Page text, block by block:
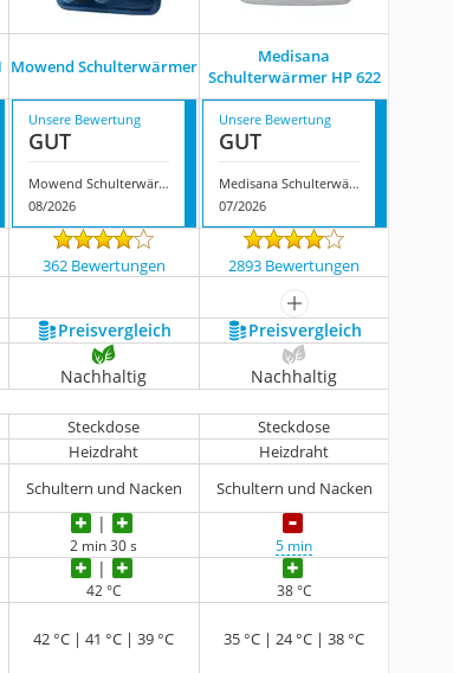
Mowend Schulterwärmer
Medisana
Schulterwärmer HP 622
Unsere Bewertung
GUT
Mowend Schulterwärmer
08/2026
Unsere Bewertung
GUT
Medisana Schulterwärmer HP 622
07/2026
362 Bewertungen
2893 Bewertungen
mehr anzeigen
Preis­vergleich Preis­vergleich
Nachhaltig Nachhaltig
Steckdose
Steckdose
Heizdraht
Heizdraht
Schultern und Nacken Schultern und Nacken
2 min 30 s 5 min
42 °C 38 °C
42 °C | 41 °C | 39 °C 35 °C | 24 °C | 38 °C